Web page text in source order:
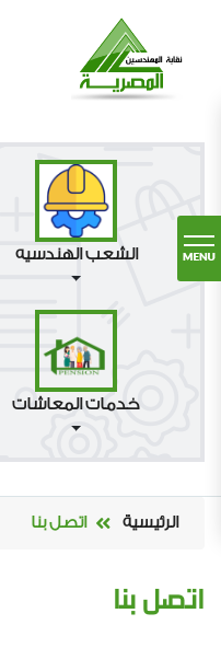
الشعب الهندسيه
خدمات المعاشات
الرئيسية اتصل بنا
اتصل بنا